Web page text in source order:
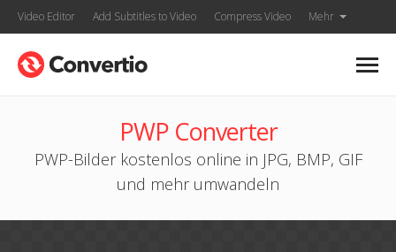
Video Editor Add Subtitles to Video Compress Video Mehr
PWP Converter
PWP-Bilder kostenlos online in JPG, BMP, GIF
und mehr umwandeln